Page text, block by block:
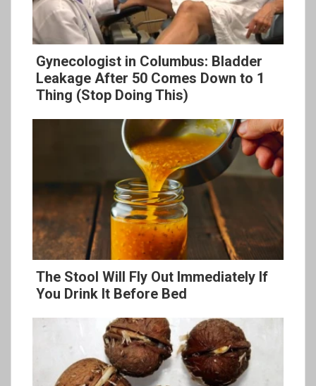
Gynecologist in Columbus: Bladder
Leakage After 50 Comes Down to 1
Thing (Stop Doing This)
The Stool Will Fly Out Immediately If
You Drink It Before Bed